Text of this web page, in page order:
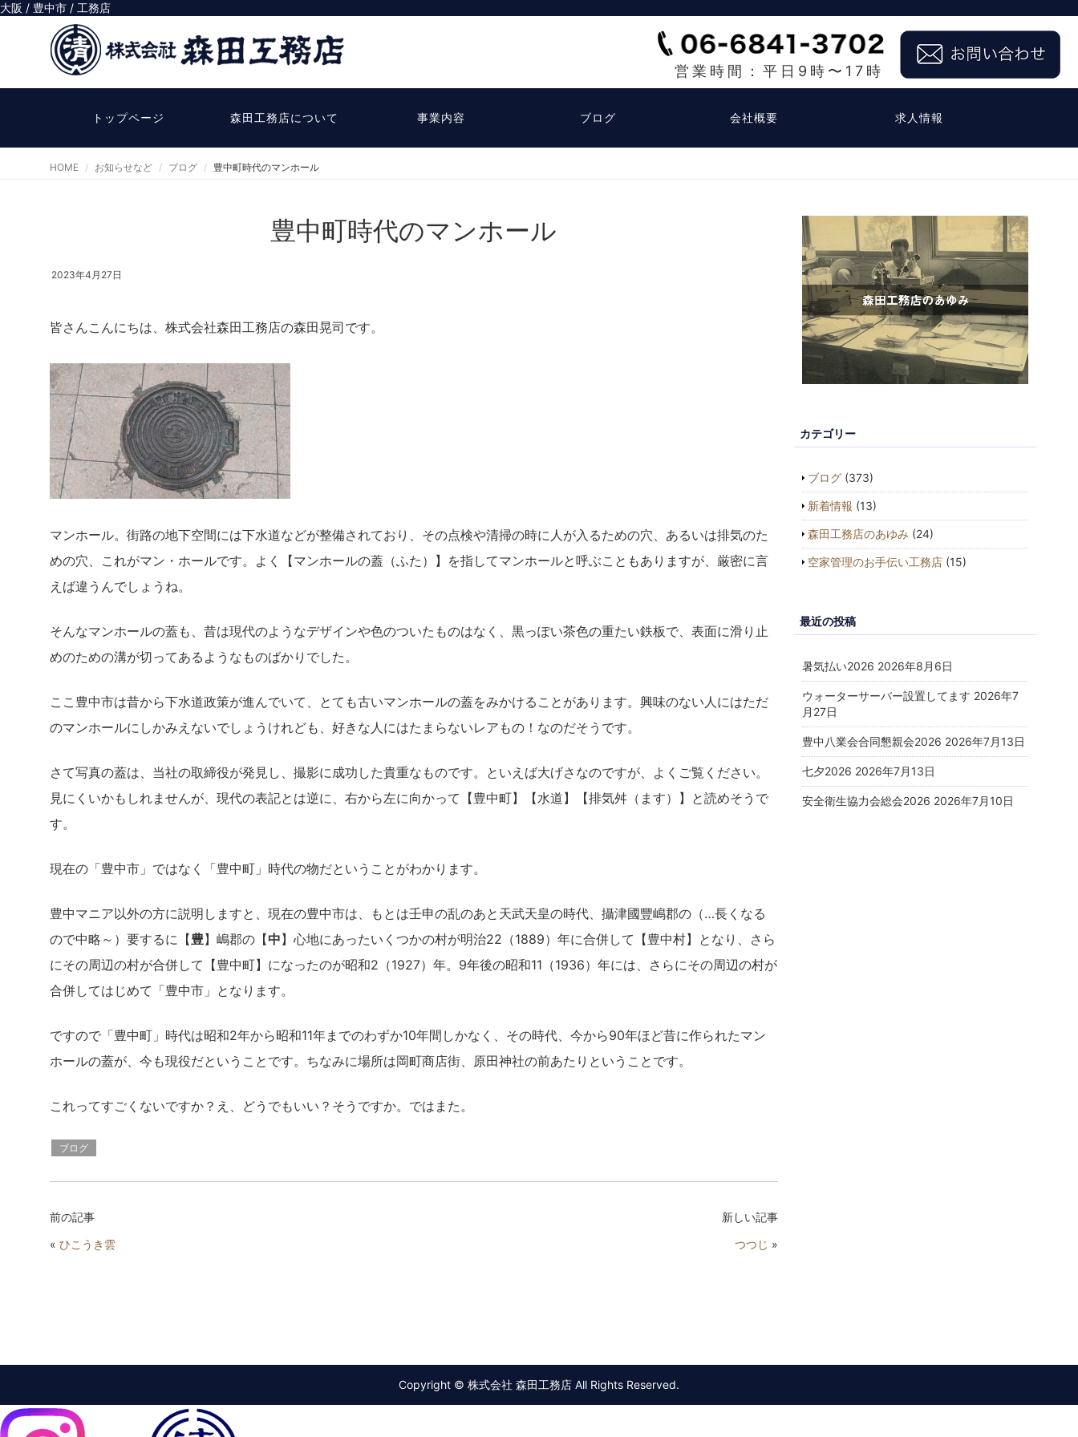
大阪 / 豊中市 / 工務店
営業時間：平日9時〜17時
トップページ 森田工務店について 事業内容 ブログ 会社概要 求人情報
HOME お知らせなど ブログ 豊中町時代のマンホール
豊中町時代のマンホール
2023年4月27日
皆さんこんにちは、株式会社森田工務店の森田晃司です。
マンホール。街路の地下空間には下水道などが整備されており、その点検や清掃の時に人が入るための穴、あるいは排気のた
めの穴、これがマン・ホールです。よく【マンホールの蓋（ふた）】を指してマンホールと呼ぶこともありますが、厳密に言
えば違うんでしょうね。
そんなマンホールの蓋も、昔は現代のようなデザインや色のついたものはなく、黒っぽい茶色の重たい鉄板で、表面に滑り止
めのための溝が切ってあるようなものばかりでした。
ここ豊中市は昔から下水道政策が進んでいて、とても古いマンホールの蓋をみかけることがあります。興味のない人にはただ
のマンホールにしかみえないでしょうけれども、好きな人にはたまらないレアもの！なのだそうです。
さて写真の蓋は、当社の取締役が発見し、撮影に成功した貴重なものです。といえば大げさなのですが、よくご覧ください。
見にくいかもしれませんが、現代の表記とは逆に、右から左に向かって【豊中町】【水道】【排気舛（ます）】と読めそうで
す。
現在の「豊中市」ではなく「豊中町」時代の物だということがわかります。
豊中マニア以外の方に説明しますと、現在の豊中市は、もとは壬申の乱のあと天武天皇の時代、攝津國豐嶋郡の（…長くなる
ので中略～）要するに【豊】嶋郡の【中】心地にあったいくつかの村が明治22（1889）年に合併して【豊中村】となり、さら
にその周辺の村が合併して【豊中町】になったのが昭和2（1927）年。9年後の昭和11（1936）年には、さらにその周辺の村が
合併してはじめて「豊中市」となります。
ですので「豊中町」時代は昭和2年から昭和11年までのわずか10年間しかなく、その時代、今から90年ほど昔に作られたマン
ホールの蓋が、今も現役だということです。ちなみに場所は岡町商店街、原田神社の前あたりということです。
これってすごくないですか？え、どうでもいい？そうですか。ではまた。
ブログ
前の記事
« ひこうき雲
新しい記事
つつじ »
カテゴリー
ブログ(373)
新着情報 (13)
森田工務店のあゆみ (24)
空家管理のお手伝い工務店(15)
最近の投稿
暑気払い2026 2026年8月6日
ウォーターサーバー設置してます 2026年7
月27日
豊中八業会合同懇親会2026 2026年7月13日
七夕2026 2026年7月13日
安全衛生協力会総会2026 2026年7月10日
Copyright © 株式会社 森田工務店 All Rights Reserved.